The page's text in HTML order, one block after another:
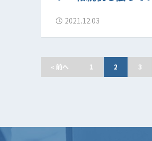
2021.12.03
« 前へ 1 2 3